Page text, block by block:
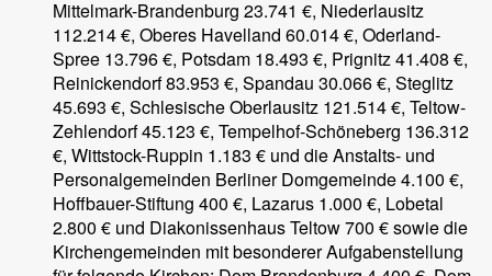
Mittelmark-Brandenburg 23.741 €, Niederlausitz
112.214 €, Oberes Havelland 60.014 €, Oderland-
Spree 13.796 €, Potsdam 18.493 €, Prignitz 41.408 €,
Reinickendorf 83.953 €, Spandau 30.066 €, Steglitz
45.693 €, Schlesische Oberlausitz 121.514 €, Teltow-
Zehlendorf 45.123 €, Tempelhof-Schöneberg 136.312
€, Wittstock-Ruppin 1.183 € und die Anstalts- und
Personalgemeinden Berliner Domgemeinde 4.100 €,
Hoffbauer-Stiftung 400 €, Lazarus 1.000 €, Lobetal
2.800 € und Diakonissenhaus Teltow 700 € sowie die
Kirchengemeinden mit besonderer Aufgabenstellung